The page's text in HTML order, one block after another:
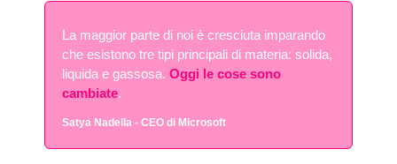
La maggior parte di noi è cresciuta imparando
che esistono tre tipi principali di materia: solida,
liquida e gassosa. Oggi le cose sono
cambiate.
Satya Nadella - CEO di Microsoft